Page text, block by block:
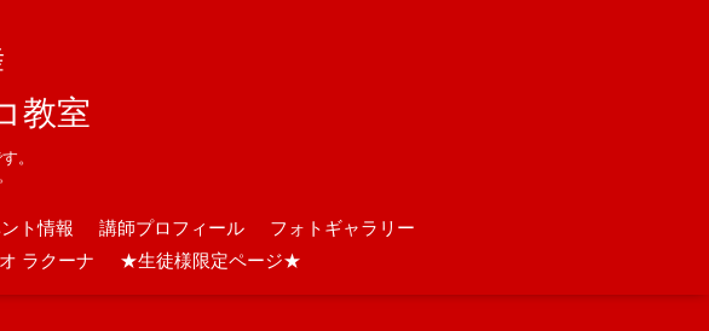
教室
。
ト情報 講師プロフィール
フォトギャラリー
ラクーナ ★生徒様限定ページ★